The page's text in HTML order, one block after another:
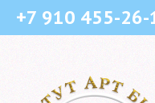
+7 910 455-26-